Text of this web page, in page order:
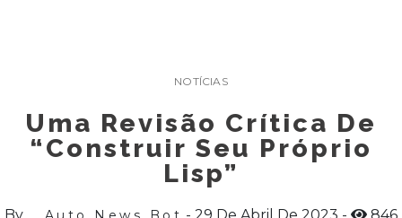
NOTÍCIAS
Uma Revisão Crítica De
“Construir Seu Próprio
Lisp”